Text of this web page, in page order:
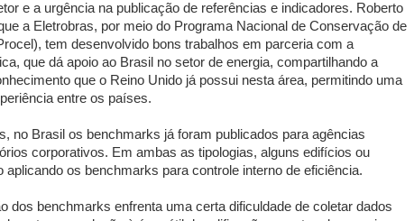
e a urgência na publicação de referências e indicadores. Roberto
a Eletrobras, por meio do Programa Nacional de Conservação de
tem desenvolvido bons trabalhos em parceria com a
que dá apoio ao Brasil no setor de energia, compartilhando a
que o Reino Unido já possui nesta área, permitindo uma
entre os países.
no Brasil os benchmarks já foram publicados para agências
corporativos. Em ambas as tipologias, alguns edifícios ou
aplicando os benchmarks para controle interno de eficiência.
dos benchmarks enfrenta uma certa dificuldade de coletar dados